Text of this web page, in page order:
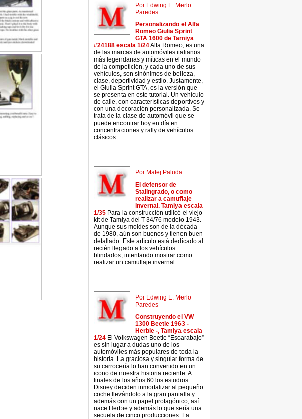
Por Edwing E. Merlo
Paredes
Personalizando el Alfa
Romeo Giulia Sprint
GTA 1600 de Tamiya
#24188 escala 1/24Alfa Romeo, es una
de las marcas de automóviles italianos
más legendarias y míticas en el mundo
de la competición, y cada uno de sus
vehículos, son sinónimos de belleza,
clase, deportividad y estilo. Justamente,
el Giulia Sprint GTA, es la versión que
se presenta en este tutorial. Un vehículo
de calle, con características deportivos y
con una decoración personalizada. Se
trata de la clase de automóvil que se
puede encontrar hoy en día en
concentraciones y rally de vehículos
clásicos.
Por Matej Paluda
El defensor de
Stalingrado, o como
realizar a camuflaje
invernal. Tamiya escala
1/35 Para la construcción utilicé el viejo
kit de Tamiya del T-34/76 modelo 1943.
Aunque sus moldes son de la década
de 1980, aún son buenos y tienen buen
detallado. Este artículo está dedicado al
recién llegado a los vehículos
blindados, intentando mostrar como
realizar un camuflaje invernal.
Por Edwing E. Merlo
Paredes
Construyendo el VW
1300 Beetle 1963 -
Herbie -, Tamiya escala
1/24 El Volkswagen Beetle “Escarabajo”
es sin lugar a dudas uno de los
automóviles más populares de toda la
historia. La graciosa y singular forma de
su carrocería lo han convertido en un
icono de nuestra historia reciente. A
finales de los años 60 los estudios
Disney deciden inmortalizar al pequeño
coche llevándolo a la gran pantalla y
además con un papel protagónico, así
nace Herbie y además lo que sería una
secuela de cinco producciones. La